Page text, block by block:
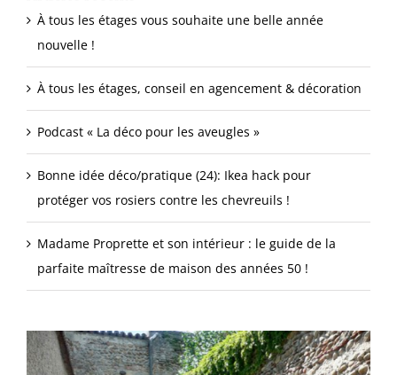
À tous les étages vous souhaite une belle année
nouvelle !
À tous les étages, conseil en agencement & décoration
Podcast « La déco pour les aveugles »
Bonne idée déco/pratique (24): Ikea hack pour
protéger vos rosiers contre les chevreuils !
Madame Proprette et son intérieur : le guide de la
parfaite maîtresse de maison des années 50 !